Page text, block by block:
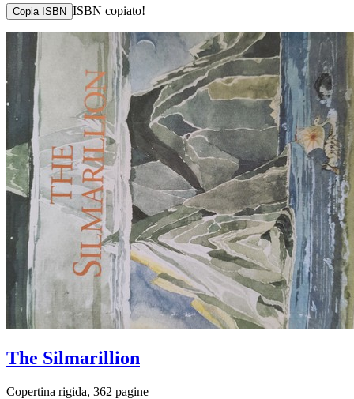
Copia ISBN ISBN copiato!
The Silmarillion
Copertina rigida, 362 pagine